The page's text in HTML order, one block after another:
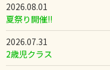
2026.08.01
夏祭り開催!!
2026.07.31
2歳児クラス